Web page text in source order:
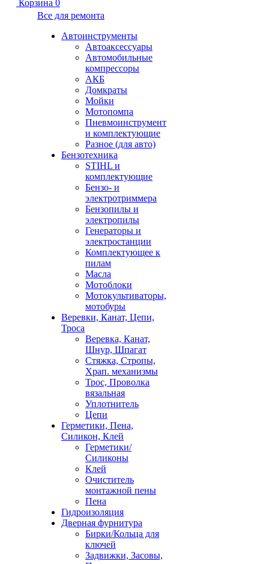
Корзина 0
Все для ремонта
Автоинструменты
Автоаксессуары
Автомобильные
компрессоры
АКБ
Домкраты
Мойки
Мотопомпа
Пневмоинструмент
и комплектующие
Разное (для авто)
Бензотехника
STIHL и
комплектующие
Бензо- и
электротриммера
Бензопилы и
электропилы
Генераторы и
электростанции
Комплектующее к
пилам
Масла
Мотоблоки
Мотокультиваторы,
мотобуры
Веревки, Канат, Цепи,
Троса
Веревка, Канат,
Шнур, Шпагат
Стяжка, Стропы,
Храп. механизмы
Трос, Проволка
вязальная
Уплотнитель
Цепи
Герметики, Пена,
Силикон, Клей
Герметики/
Силиконы
Клей
Очиститель
монтажной пены
Пена
Гидроизоляция
Дверная фурнитура
Бирки/Кольца для
ключей
Задвижки, Засовы,